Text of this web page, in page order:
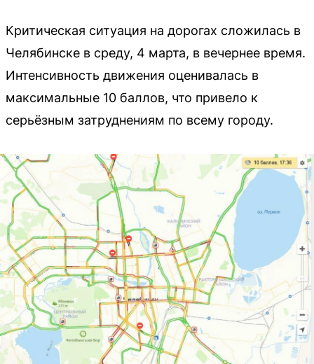
Критическая ситуация на дорогах сложилась в
Челябинске в среду, 4 марта, в вечернее время.
Интенсивность движения оценивалась в
максимальные 10 баллов, что привело к
серьёзным затруднениям по всему городу.